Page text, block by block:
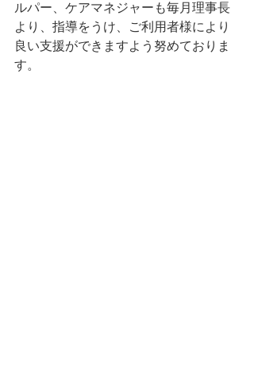
ルパー、ケアマネジャーも毎月理事長
より、指導をうけ、ご利用者様により
良い支援ができますよう努めておりま
す。